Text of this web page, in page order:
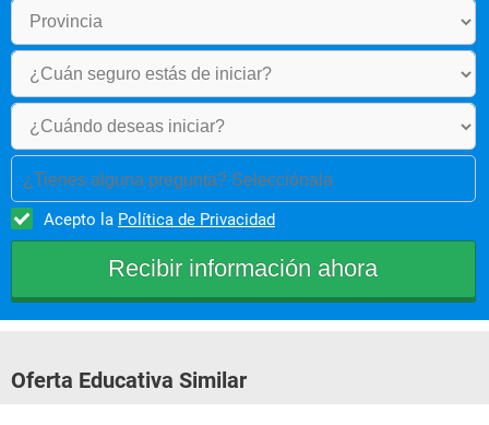
¿Tienes alguna pregunta? Selecciónala
Acepto la Política de Privacidad
Oferta Educativa Similar